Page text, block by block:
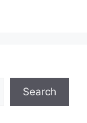
Search